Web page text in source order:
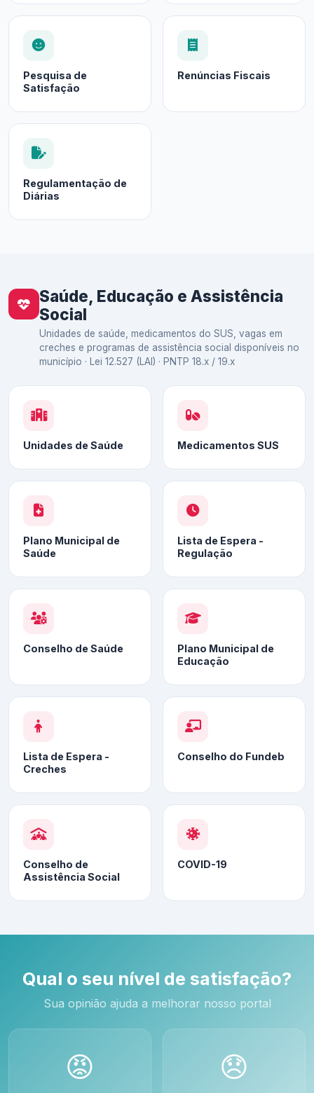
Pesquisa de
Satisfação
Renúncias Fiscais
Regulamentação de
Diárias
Saúde, Educação e Assistência
Social
Unidades de saúde, medicamentos do SUS, vagas em
creches e programas de assistência social disponíveis no
município · Lei 12.527 (LAI) · PNTP 18.x / 19.x
Unidades de Saúde Medicamentos SUS
Plano Municipal de
Saúde
Lista de Espera -
Regulação
Conselho de Saúde
Plano Municipal de
Educação
Lista de Espera -
Creches
Conselho do Fundeb
Conselho de
Assistência Social
COVID-19
Qual o seu nível de satisfação?
Sua opinião ajuda a melhorar nosso portal
😡 😞